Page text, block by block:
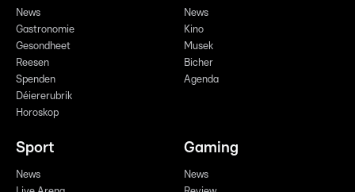
News
Gastronomie
Gesondheet
Reesen
Spenden
Déiererubrik
Horoskop
News
Kino
Musek
Bicher
Agenda
Sport
News
Gaming
News